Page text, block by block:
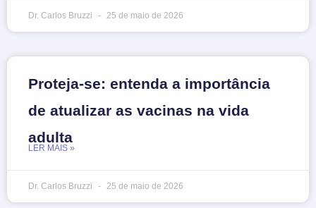
Dr. Carlos Bruzzi 25 de maio de 2026
Proteja-se: entenda a importância
de atualizar as vacinas na vida
adulta
LER MAIS »
Dr. Carlos Bruzzi 25 de maio de 2026